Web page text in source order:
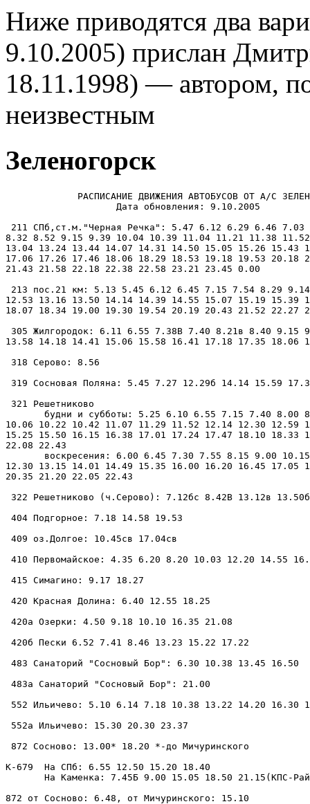
Ниже приводятся два
9.10.2005) прислан
18.11.1998) — автором,
неизвестным
Зеленогорск
РАСПИСАНИЕ ДВИЖЕНИЯ АВТОБУСОВ ОТ А/С
                    Дата обновления: 9.10.2005
211 СПб,ст.м."Черная Речка": 5.47 6.12 6.29 6.46
8.32 8.52 9.15 9.39 10.04 10.39 11.04 11.21 11.38
13.04 13.24 13.44 14.07 14.31 14.50 15.05 15.26 15.43
17.06 17.26 17.46 18.06 18.29 18.53 19.18 19.53 20.18
21.43 21.58 22.18 22.38 22.58 23.21 23.45 0.00
213 пос.21 км: 5.13 5.45 6.12 6.45 7.15 7.54 8.29
12.53 13.16 13.50 14.14 14.39 14.55 15.07 15.19 15.39
18.07 18.34 19.00 19.30 19.54 20.19 20.43 21.52 22.27
305 Жилгородок: 6.11 6.55 7.38В 7.40 8.21в 8.40 9.15
13.58 14.18 14.41 15.06 15.58 16.41 17.18 17.35 18.06
318 Серово: 8.56
319 Сосновая Поляна: 5.45 7.27 12.29б 14.14 15.59
321 Решетниково
будни и субботы: 5.25 6.10 6.55 7.15 7.40 8.00
10.06 10.22 10.42 11.07 11.29 11.52 12.14 12.30 12.59
15.25 15.50 16.15 16.38 17.01 17.24 17.47 18.10 18.33
22.08 22.43
воскресения: 6.00 6.45 7.30 7.55 8.15 9.00
12.30 13.15 14.01 14.49 15.35 16.00 16.20 16.45 17.05
20.35 21.20 22.05 22.43
322 Решетниково (ч.Серово): 7.12бс 8.42В 13.12в
404 Подгорное: 7.18 14.58 19.53
409 оз.Долгое: 10.45св 17.04св
410 Первомайское: 4.35 6.20 8.20 10.03 12.20 14.55
415 Симагино: 9.17 18.27
420 Красная Долина: 6.40 12.55 18.25
420а Озерки: 4.50 9.18 10.10 16.35 21.08
420б Пески 6.52 7.41 8.46 13.23 15.22 17.22
483 Санаторий "Сосновый Бор": 6.30 10.38 13.45 16.50
483а Санаторий "Сосновый Бор": 21.00
552 Ильичево: 5.10 6.14 7.18 10.38 13.22 14.20 16.30
552а Ильичево: 15.30 20.30 23.37
872 Сосново: 13.00* 18.20 *-до Мичуринского
К-679  На СПб: 6.55 12.50 15.20 18.40
На Каменка: 7.45Б 9.00 15.05 18.50 21.15(КПС-
872 от Сосново: 6.48, от Мичуринского: 15.10